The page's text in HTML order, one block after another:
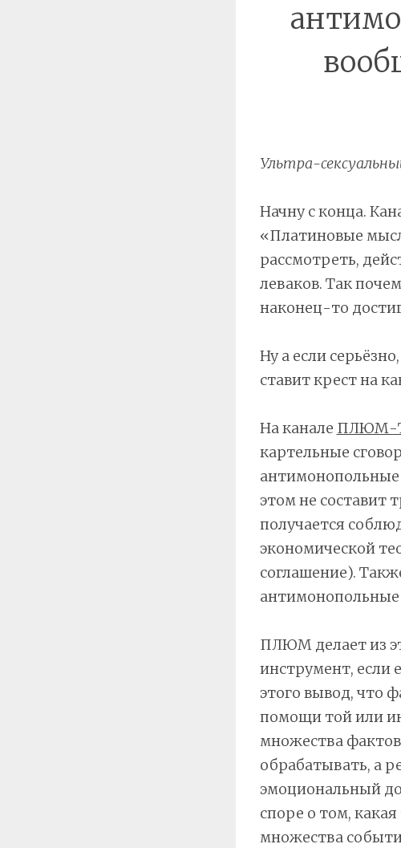
Ультра-
Начну с конца.
«Платиновые
рассмотреть,
леваков. Так
наконец-то
Ну а если
ставит крест на
На канале ПЛЮМ-
картельные
антимонопольные
этом не составит
получается
экономической
соглашение).
антимонопольные
ПЛЮМ делает из
инструмент, если
этого вывод, что
помощи той или
множества
обрабатывать, а
эмоциональный
споре о том,
множества